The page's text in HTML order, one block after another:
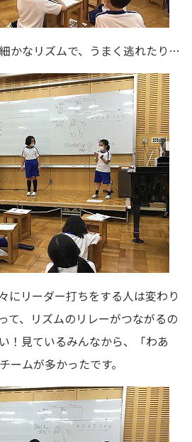
かなリズムで、うまく逃れたり…
にリーダー打ちをする人は変わり
て、リズムのリレーがつながるの
！見ているみんなから、「わあ
ームが多かったです。